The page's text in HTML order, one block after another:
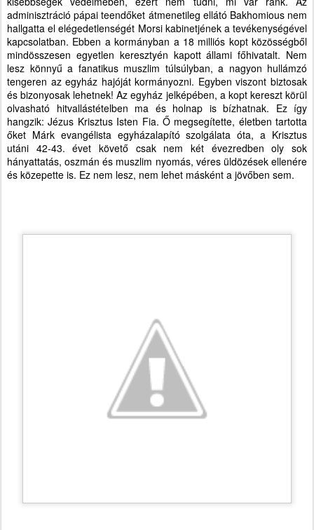
adminisztráció pápai teendőket átmenetileg ellátó Bakhomious nem
hallgatta el elégedetlenségét Morsi kabinetjének a tevékenységével
kapcsolatban. Ebben a kormányban a 18 milliós kopt közösségből
mindösszesen egyetlen keresztyén kapott állami főhivatalt. Nem
lesz könnyű a fanatikus muszlim túlsúlyban, a nagyon hullámzó
tengeren az egyház hajóját kormányozni. Egyben viszont biztosak
és bizonyosak lehetnek! Az egyház jelképében, a kopt kereszt körül
olvasható hitvallástételben ma és holnap is bízhatnak. Ez így
hangzik: Jézus Krisztus Isten Fia. Ő megsegítette, életben tartotta
őket Márk evangélista egyházalapító szolgálata óta, a Krisztus
utáni 42-43. évet követő csak nem két évezredben oly sok
hányattatás, oszmán és muszlim nyomás, véres üldözések ellenére
és közepette is. Ez nem lesz, nem lehet másként a jövőben sem.